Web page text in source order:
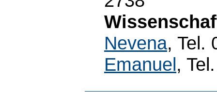
Nevena, Tel.
Emanuel,